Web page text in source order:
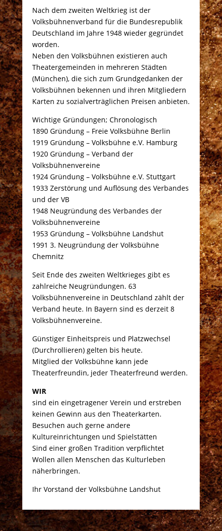
Nach dem zweiten Weltkrieg ist der
Volksbühnenverband für die Bundesrepublik
Deutschland im Jahre 1948 wieder gegründet
worden.
Neben den Volksbühnen existieren auch
Theatergemeinden in mehreren Städten
(München), die sich zum Grundgedanken der
Volksbühnen bekennen und ihren Mitgliedern
Karten zu sozialverträglichen Preisen anbieten.
Wichtige Gründungen; Chronologisch
1890 Gründung – Freie Volksbühne Berlin
1919 Gründung – Volksbühne e.V. Hamburg
1920 Gründung – Verband der
Volksbühnenvereine
1924 Gründung – Volksbühne e.V. Stuttgart
1933 Zerstörung und Auflösung des Verbandes
und der VB
1948 Neugründung des Verbandes der
Volksbühnenvereine
1953 Gründung – Volksbühne Landshut
1991 3. Neugründung der Volksbühne
Chemnitz
Seit Ende des zweiten Weltkrieges gibt es
zahlreiche Neugründungen. 63
Volksbühnenvereine in Deutschland zählt der
Verband heute. In Bayern sind es derzeit 8
Volksbühnenvereine.
Günstiger Einheitspreis und Platzwechsel
(Durchrollieren) gelten bis heute.
Mitglied der Volksbühne kann jede
Theaterfreundin, jeder Theaterfreund werden.
WIR
sind ein eingetragener Verein und erstreben
keinen Gewinn aus den Theaterkarten.
Besuchen auch gerne andere
Kultureinrichtungen und Spielstätten
Sind einer großen Tradition verpflichtet
Wollen allen Menschen das Kulturleben
näherbringen.
Ihr Vorstand der Volksbühne Landshut
Archive
Keine Archive zum Anzeigen.
Kategorien
Designed by Agentur-Lucky.de - J. Schneck